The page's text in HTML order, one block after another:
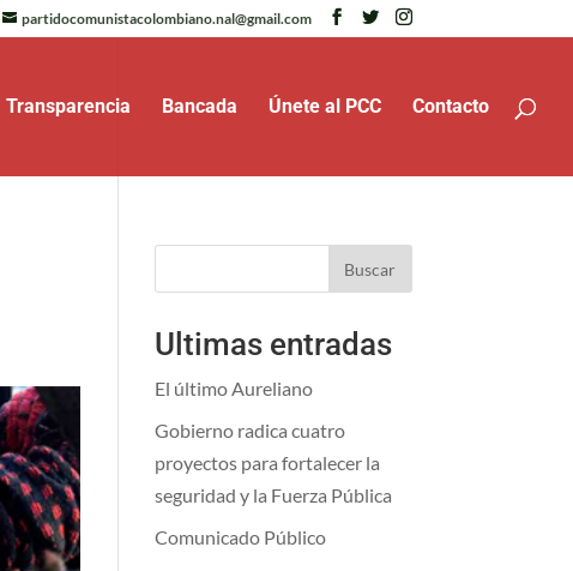
partidocomunistacolombiano.nal@gmail.com
Transparencia Bancada Únete al PCC Contacto
Buscar
Ultimas entradas
El último Aureliano
Gobierno radica cuatro
proyectos para fortalecer la
seguridad y la Fuerza Pública
Comunicado Público